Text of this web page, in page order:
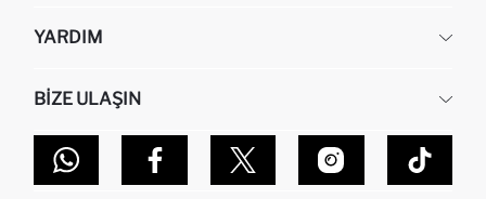
HAKKIMIZDA
KURUMSAL SATIŞ
DEFACTO TEKNOLOJI
SITEMAP
YARDIM
SIPARIŞIMI NASIL TAKIP EDERIM?
NASIL İADE EDERIM?
GIFT CLUB SIKÇA SORULAN SORULAR
İŞLEM REHBERI
BIZE ULAŞIN
MAĞAZALARIMIZ
İLETIŞIM FORMU